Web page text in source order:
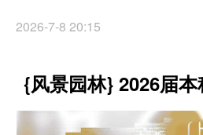
2026-7-8 20:15
{风景园林} 2026届